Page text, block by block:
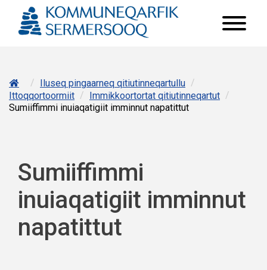
/ Iluseq pingaarneq qitiutinneqartullu /
Ittoqqortoormiit / Immikkoortortat qitiutinneqartut /
Sumiiffimmi inuiaqatigiit imminnut napatittut
Sumiiffimmi
inuiaqatigiit imminnut
napatittut